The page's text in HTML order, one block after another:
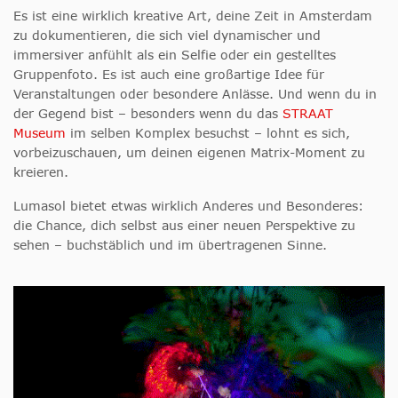
Es ist eine wirklich kreative Art, deine Zeit in Amsterdam
zu dokumentieren, die sich viel dynamischer und
immersiver anfühlt als ein Selfie oder ein gestelltes
Gruppenfoto. Es ist auch eine großartige Idee für
Veranstaltungen oder besondere Anlässe. Und wenn du in
der Gegend bist – besonders wenn du das STRAAT
Museum im selben Komplex besuchst – lohnt es sich,
vorbeizuschauen, um deinen eigenen Matrix-Moment zu
kreieren.
Lumasol bietet etwas wirklich Anderes und Besonderes:
die Chance, dich selbst aus einer neuen Perspektive zu
sehen – buchstäblich und im übertragenen Sinne.